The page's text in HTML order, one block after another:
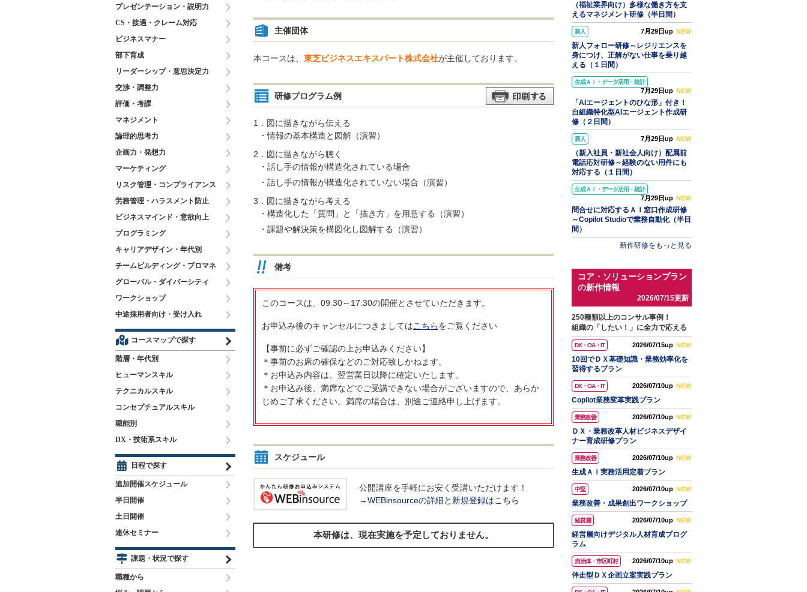
主催団体
本コースは、 東芝ビジネスエキスパート株式会社が主催しております。
研修プログラム例
1．図に描きながら伝える
・情報の基本構造と図解（演習）
2．図に描きながら聴く
・話し手の情報が構造化されている場合
・話し手の情報が構造化されていない場合（演習）
3．図に描きながら考える
・構造化した「質問」と「描き方」を用意する（演習）
・課題や解決策を構図化し図解する（演習）
備考
このコースは、09:30～17:30の開催とさせていただきます。
お申込み後のキャンセルにつきましてはこちらをご覧ください
【事前に必ずご確認の上お申込みください】
＊事前のお席の確保などのご対応致しかねます。
＊お申込み内容は、翌営業日以降に確定いたします。
＊お申込み後、満席などでご受講できない場合がございますので、あらか
じめご了承ください。満席の場合は、別途ご連絡申し上げます。
スケジュール
公開講座を手軽にお安く受講いただけます！
→WEBinsourceの詳細と新規登録はこちら
プレゼンテーション・説明力
CS・接遇・クレーム対応
ビジネスマナー
部下育成
リーダーシップ・意思決定力
交渉・調整力
評価・考課
マネジメント
論理的思考力
企画力・発想力
マーケティング
リスク管理・コンプライアンス
労務管理・ハラスメント防止
ビジネスマインド・意欲向上
プログラミング
キャリアデザイン・年代別
チームビルディング・プロマネ
グローバル・ダイバーシティ
ワークショップ
中途採用者向け・受け入れ
コースマップで探す
階層・年代別
ヒューマンスキル
テクニカルスキル
コンセプチュアルスキル
職能別
DX・技術系スキル
日程で探す
追加開催スケジュール
半日開催
土日開催
連休セミナー
課題・状況で探す
職種から
（福祉業界向け）多様な働き方を支
えるマネジメント研修（半日間）
新人 7月29日up
新人フォロー研修～レジリエンスを
身につけ、正解がない仕事を乗り越
える（１日間）
生成ＡＩ・データ活用・統計
7月29日up
「AIエージェントのひな形」付き！
自組織特化型AIエージェント作成研
修（２日間）
新人 7月29日up
（新入社員・新社会人向け）配属前
電話応対研修～経験のない用件にも
対応する（１日間）
生成ＡＩ・データ活用・統計
7月29日up
問合せに対応するＡＩ窓口作成研修
～Copilot Studioで業務自動化（半日
間）
新作研修をもっと見る
コア・ソリューションプラン
の新作情報
2026/07/15更新
250種類以上のコンサル事例！
組織の「したい！」に全力で応える
DX・OA・IT 2026/07/15up
10回でＤＸ基礎知識・業務効率化を
習得するプラン
DX・OA・IT 2026/07/10up
Copilot業務変革実践プラン
業務改善 2026/07/10up
ＤＸ・業務改革人材ビジネスデザイ
ナー育成研修プラン
業務改善 2026/07/10up
生成ＡＩ実務活用定着プラン
中堅 2026/07/10up
業務改善・成果創出ワークショップ
経営層 2026/07/10up
経営層向けデジタル人材育成プログ
ラム
自治体・市区町村 2026/07/10up
伴走型ＤＸ企画立案実践プラン